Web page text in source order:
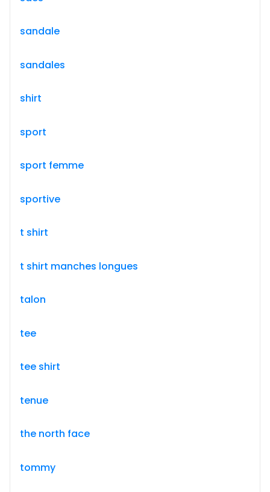
sandale
sandales
shirt
sport
sport femme
sportive
t shirt
t shirt manches longues
talon
tee
tee shirt
tenue
the north face
tommy